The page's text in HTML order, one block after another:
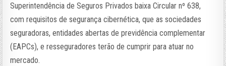
Superintendência de Seguros Privados baixa Circular nº 638,
com requisitos de segurança cibernética, que as sociedades
seguradoras, entidades abertas de previdência complementar
(EAPCs), e resseguradores terão de cumprir para atuar no
mercado.